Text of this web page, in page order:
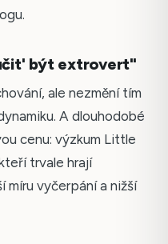
být extrovert"
ale nezmění tím
A dlouhodobé
cenu: výzkum Little
trvale hrají
míru vyčerpání a nižší